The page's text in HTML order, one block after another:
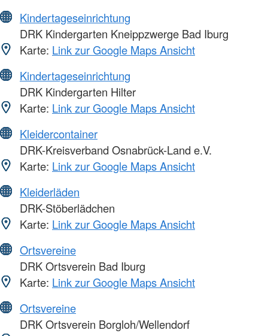
Kindertageseinrichtung
DRK Kindergarten Kneippzwerge Bad Iburg
Karte: Link zur Google Maps Ansicht
Kindertageseinrichtung
DRK Kindergarten Hilter
Karte: Link zur Google Maps Ansicht
Kleidercontainer
DRK-Kreisverband Osnabrück-Land e.V.
Karte: Link zur Google Maps Ansicht
Kleiderläden
DRK-Stöberlädchen
Karte: Link zur Google Maps Ansicht
Ortsvereine
DRK Ortsverein Bad Iburg
Karte: Link zur Google Maps Ansicht
Ortsvereine
DRK Ortsverein Borgloh/Wellendorf